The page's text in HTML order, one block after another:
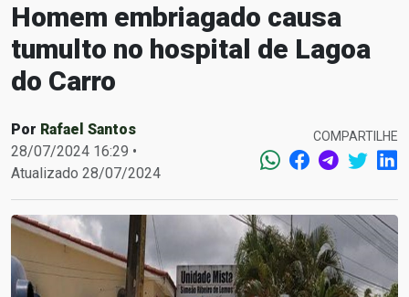
Homem embriagado causa
tumulto no hospital de Lagoa
do Carro
Por Rafael Santos
28/07/2024 16:29 •
Atualizado 28/07/2024
COMPARTILHE